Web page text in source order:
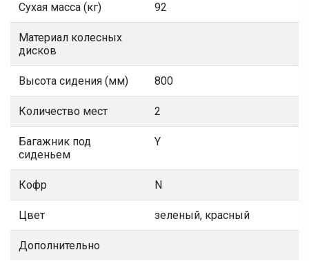
Сухая масса (кг) 92
Материал колесных
дисков
Высота сидения (мм) 800
Количество мест 2
Багажник под
сиденьем
Y
Кофр N
Цвет зеленый, красный
Дополнительно